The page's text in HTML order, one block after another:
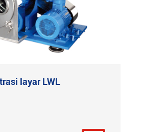
layar LWL